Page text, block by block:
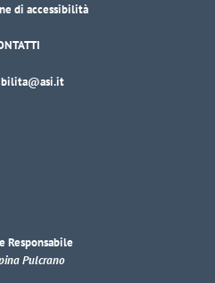
di accessibilità
Responsabile
Pulcrano